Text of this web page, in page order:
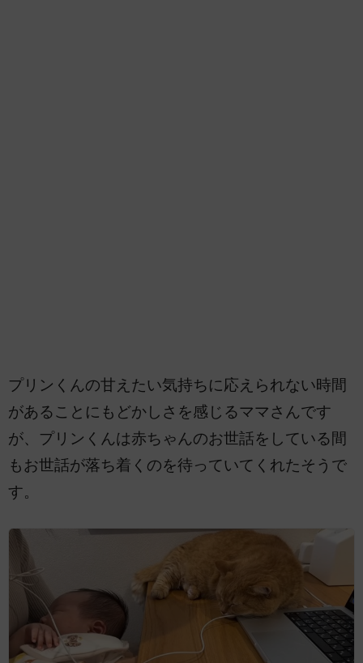
プリンくんの甘えたい気持ちに応えられない時間
があることにもどかしさを感じるママさんです
が、プリンくんは赤ちゃんのお世話をしている間
もお世話が落ち着くのを待っていてくれたそうで
す。